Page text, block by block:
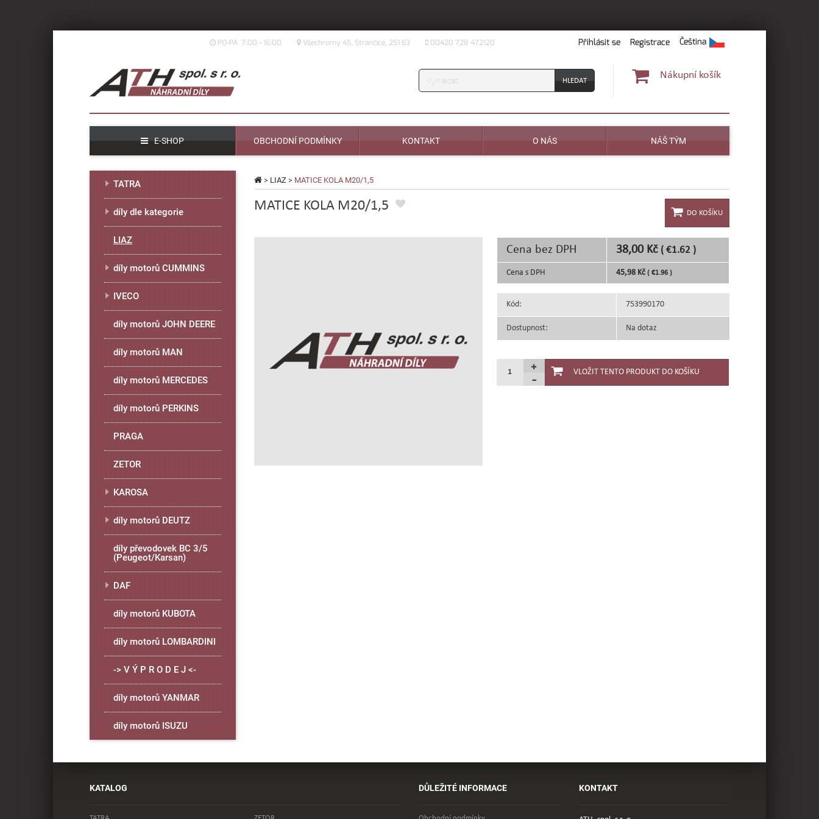
PO-PÁ 7:00 - 16:00 Všechromy 45, Strančice, 251 63 00420 728 472120 Přihlásit se Registrace Čeština
Vyhledávání
Nákupní košík
E-SHOP OBCHODNÍ PODMÍNKY KONTAKT O NÁS NÁŠ TÝM
> LIAZ > MATICE KOLA M20/1,5
MATICE KOLA M20/1,5
Cena bez DPH 38,00 Kč ( €1.62 )
Cena s DPH 45,98 Kč ( €1.96 )
Kód: 753990170
Dostupnost: Na dotaz
TATRA
díly dle kategorie
LIAZ
díly motorů CUMMINS
IVECO
díly motorů JOHN DEERE
díly motorů MAN
díly motorů MERCEDES
díly motorů PERKINS
PRAGA
ZETOR
KAROSA
díly motorů DEUTZ
díly převodovek BC 3/5
(Peugeot/Karsan)
DAF
díly motorů KUBOTA
díly motorů LOMBARDINI
-> V Ý P R O D E J <-
díly motorů YANMAR
díly motorů ISUZU
KATALOG DŮLEŽITÉ INFORMACE KONTAKT